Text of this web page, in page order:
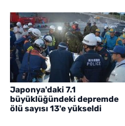
Japonya'daki 7.1
büyüklüğündeki depremde
ölü sayısı 13'e yükseldi